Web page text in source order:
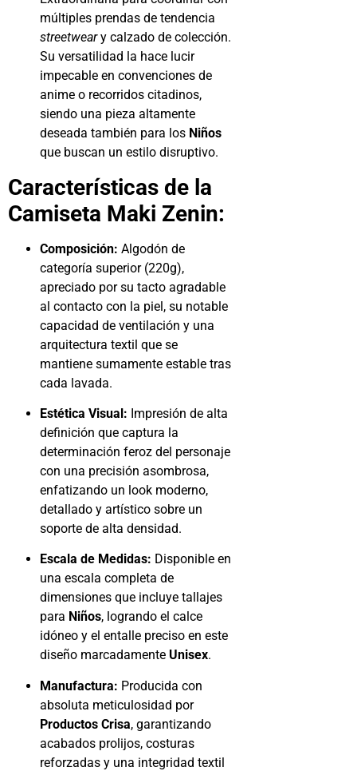
múltiples prendas de tendencia
streetweary calzado de colección.
Su versatilidad la hace lucir
impecable en convenciones de
anime o recorridos citadinos,
siendo una pieza altamente
deseada también para los Niños
que buscan un estilo disruptivo.
Características de la
Camiseta Maki Zenin:
Composición: Algodón de
categoría superior (220g),
apreciado por su tacto agradable
al contacto con la piel, su notable
capacidad de ventilación y una
arquitectura textil que se
mantiene sumamente estable tras
cada lavada.
Estética Visual: Impresión de alta
definición que captura la
determinación feroz del personaje
con una precisión asombrosa,
enfatizando un look moderno,
detallado y artístico sobre un
soporte de alta densidad.
Escala de Medidas: Disponible en
una escala completa de
dimensiones que incluye tallajes
para Niños, logrando el calce
idóneo y el entalle preciso en este
diseño marcadamente Unisex.
Manufactura: Producida con
absoluta meticulosidad por
Productos Crisa, garantizando
acabados prolijos, costuras
reforzadas y una integridad textil